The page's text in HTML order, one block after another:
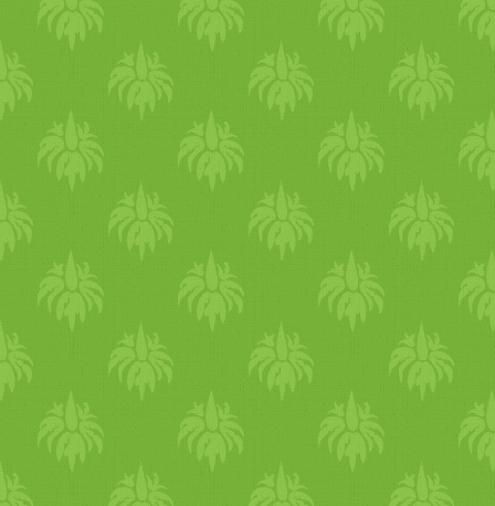
keményítőtartalmának
köszönhetően összeállt
masszából pogácsákat
formálunk és teljes kiőrlésű
zsemle, vagy magvaspirítós
közé helyezzük, salátával
tálaljuk. Jó étvágyat! :) tipp :
ha gyermekünk allergiás a